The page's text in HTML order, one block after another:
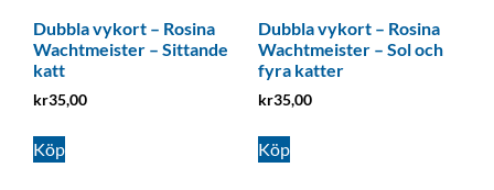
Dubbla vykort – Rosina
Wachtmeister – Sittande
katt
kr35,00
Köp
Dubbla vykort – Rosina
Wachtmeister – Sol och
fyra katter
kr35,00
Köp